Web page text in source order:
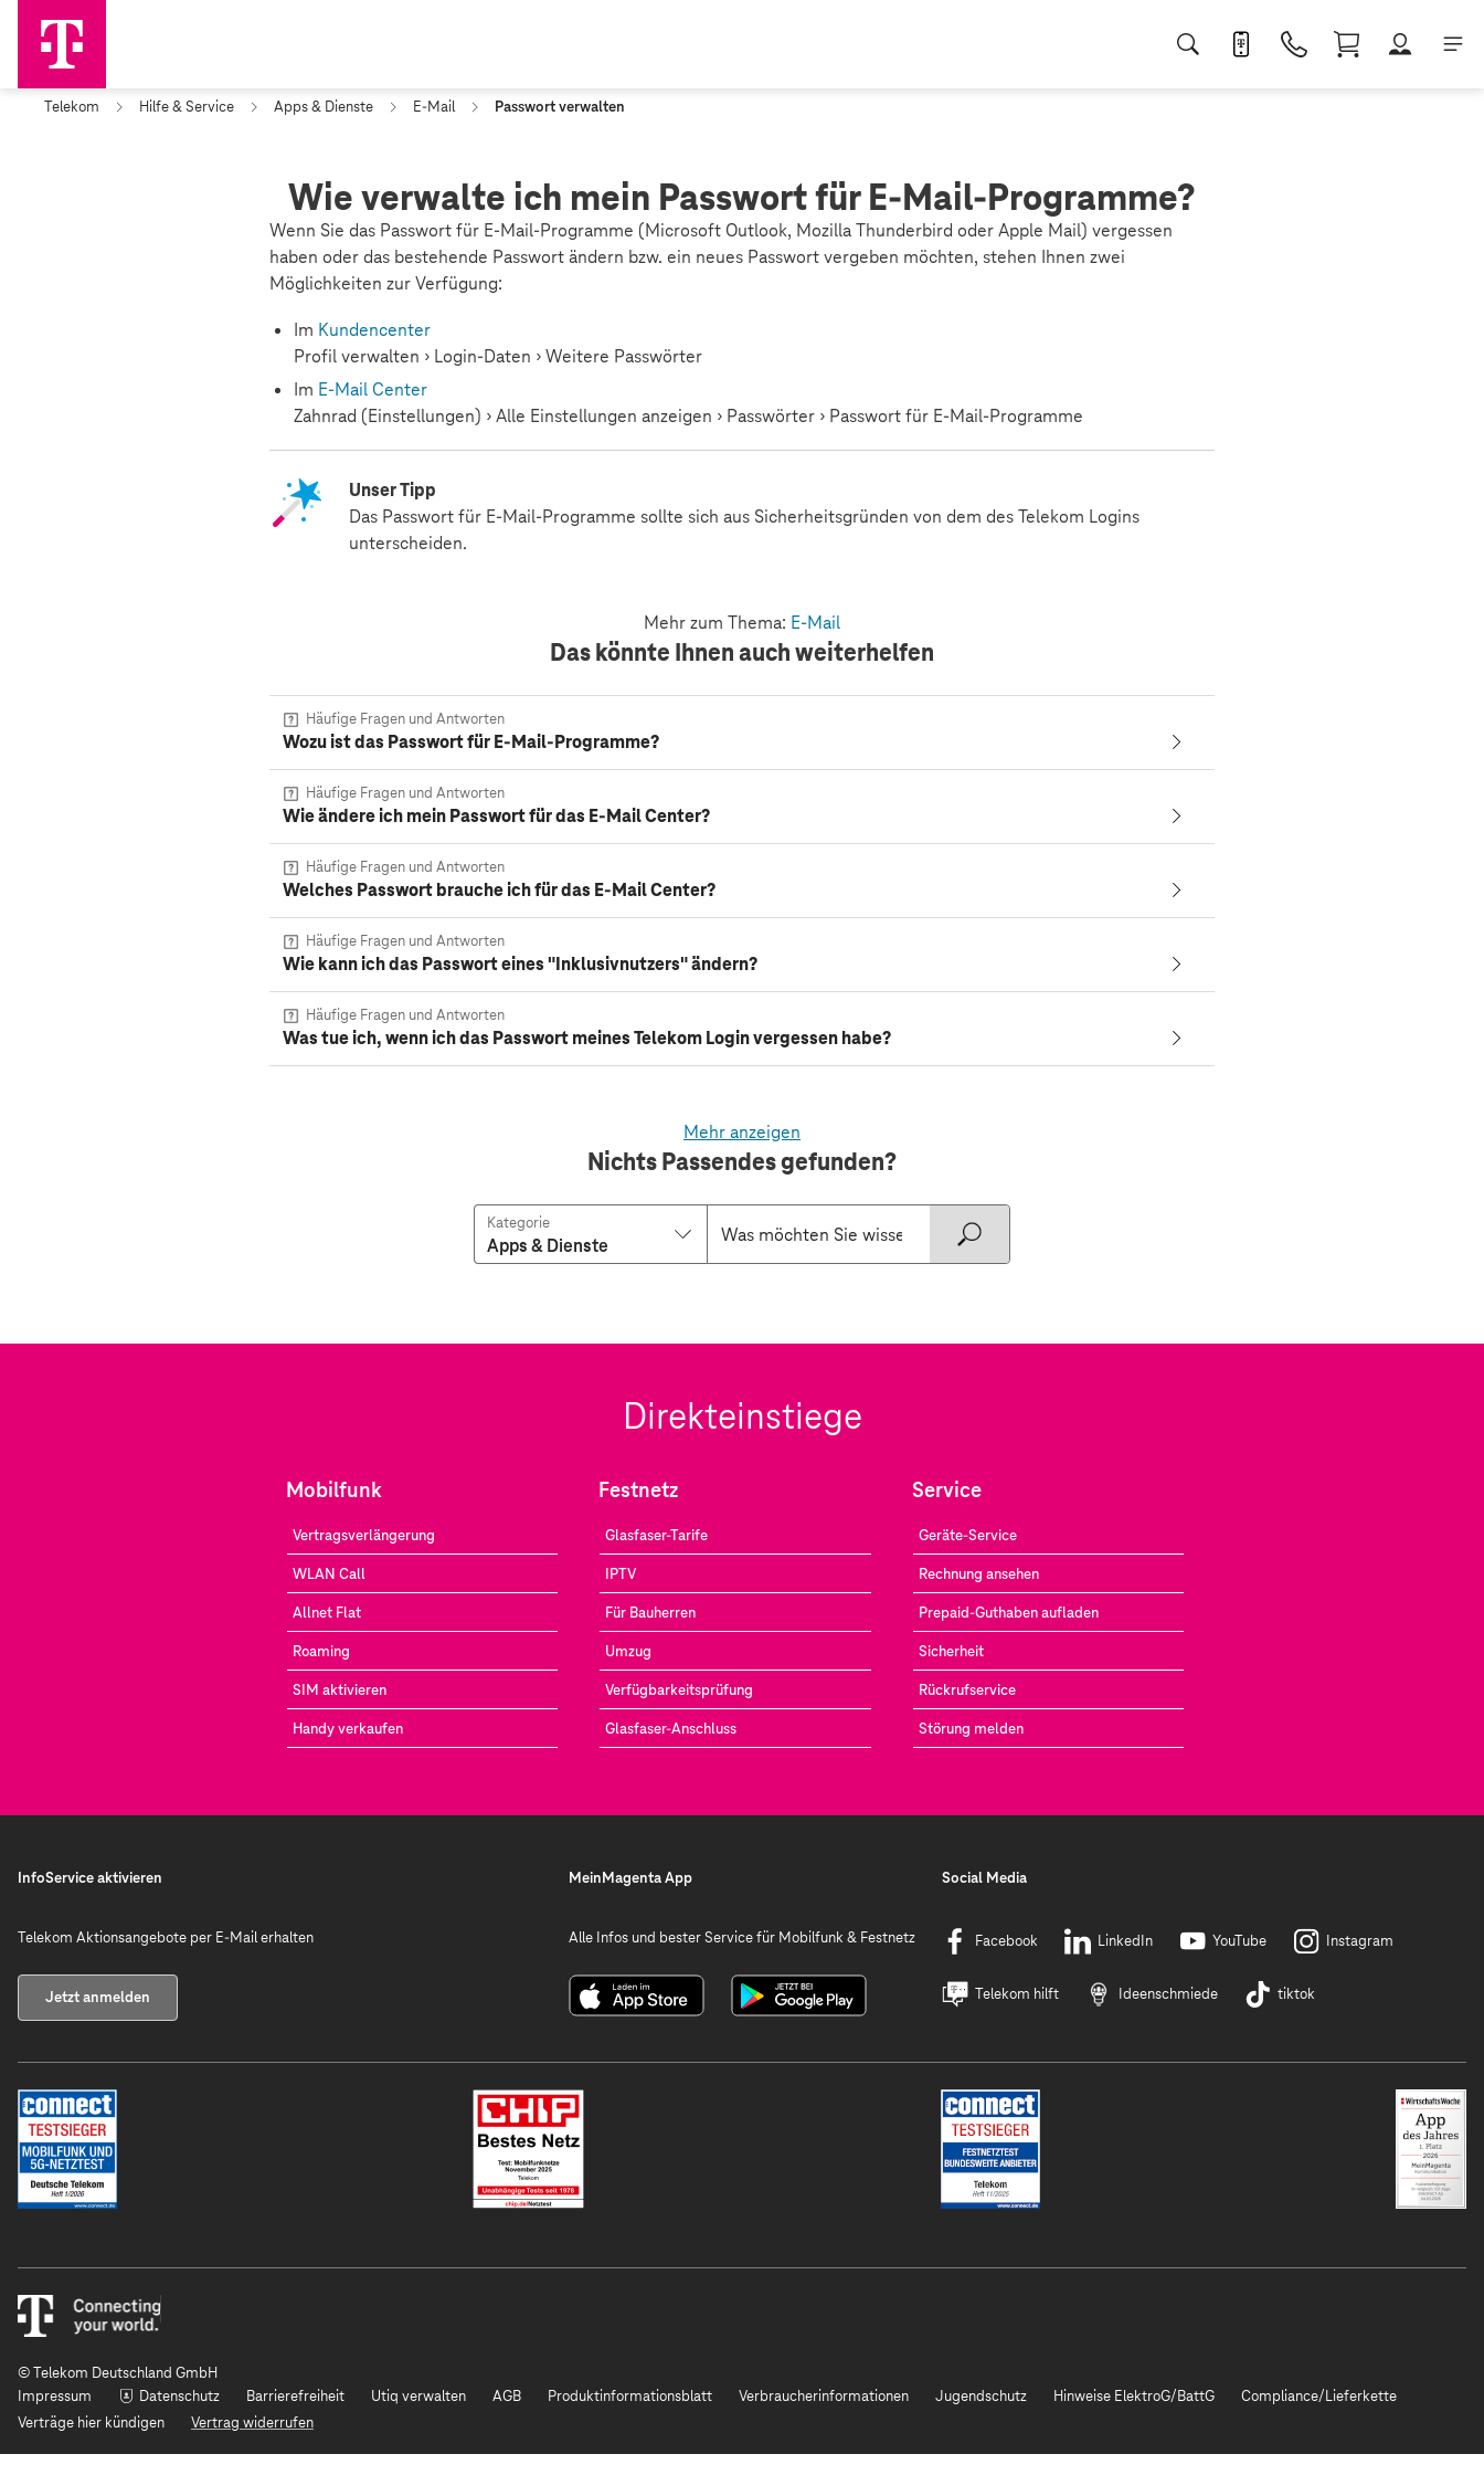
Telekom Hilfe & Service Apps & Dienste E-Mail Passwort verwalten
Wie verwalte ich mein Passwort für E-Mail-Programme?
Wenn Sie das Passwort für E-Mail-Programme (Microsoft Outlook, Mozilla Thunderbird oder Apple Mail) vergessen
haben oder das bestehende Passwort ändern bzw. ein neues Passwort vergeben möchten, stehen Ihnen zwei
Möglichkeiten zur Verfügung:
Im Kundencenter
Profil verwalten › Login-Daten › Weitere Passwörter
Im E-Mail Center
Zahnrad (Einstellungen) › Alle Einstellungen anzeigen › Passwörter › Passwort für E-Mail-Programme
Unser Tipp
Das Passwort für E-Mail-Programme sollte sich aus Sicherheitsgründen von dem des Telekom Logins
unterscheiden.
Mehr zum Thema: E-Mail
Das könnte Ihnen auch weiterhelfen
Häufige Fragen und Antworten
Wozu ist das Passwort für E-Mail-Programme?
Häufige Fragen und Antworten
Wie ändere ich mein Passwort für das E-Mail Center?
Häufige Fragen und Antworten
Welches Passwort brauche ich für das E-Mail Center?
Häufige Fragen und Antworten
Wie kann ich das Passwort eines "Inklusivnutzers" ändern?
Häufige Fragen und Antworten
Was tue ich, wenn ich das Passwort meines Telekom Login vergessen habe?
Mehr anzeigen
Nichts Passendes gefunden?
Apps & Dienste
Kategorie
Direkteinstiege
Mobilfunk
Vertragsverlängerung
WLAN Call
Allnet Flat
Roaming
SIM aktivieren
Handy verkaufen
Festnetz
Glasfaser-Tarife
IPTV
Für Bauherren
Umzug
Verfügbarkeitsprüfung
Glasfaser-Anschluss
Service
Geräte-Service
Rechnung ansehen
Prepaid-Guthaben aufladen
Sicherheit
Rückrufservice
Störung melden
InfoService aktivieren
Telekom Aktionsangebote per E-Mail erhalten
Jetzt anmelden
MeinMagenta App
Alle Infos und bester Service für Mobilfunk & Festnetz
Social Media
Facebook LinkedIn YouTube Instagram
Telekom hilft Ideenschmiede tiktok
© Telekom Deutschland GmbH
Impressum
Datenschutz Barrierefreiheit Utiq verwalten AGB Produktinformationsblatt Verbraucherinformationen Jugendschutz Hinweise ElektroG/BattG
Compliance/Lieferkette
Verträge hier kündigen
Vertrag widerrufen